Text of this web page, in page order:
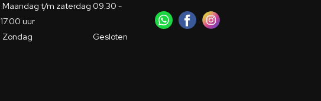
Maandag t/m zaterdag 09.30 -
17.00 uur
Zondag
Gesloten